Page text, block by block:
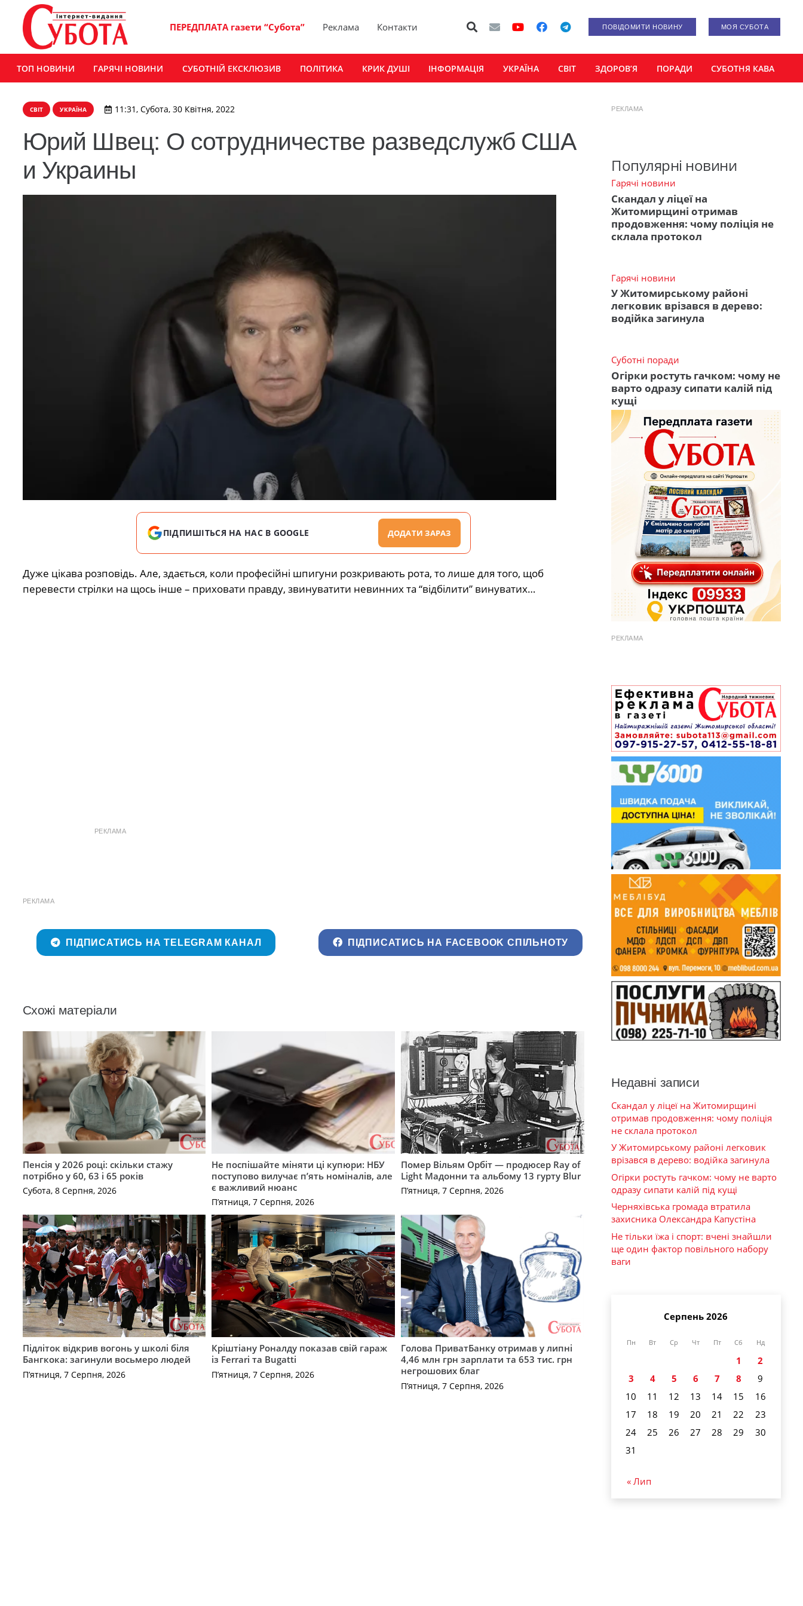
ПЕРЕДПЛАТА газети “Субота” Реклама Контакти ПОВІДОМИТИ НОВИНУ МОЯ СУБОТА
ТОП НОВИНИ ГАРЯЧІ НОВИНИ СУБОТНІЙ ЕКСКЛЮЗИВ ПОЛІТИКА КРИК ДУШІ ІНФОРМАЦІЯ УКРАЇНА СВІТ ЗДОРОВ’Я ПОРАДИ СУБОТНЯ КАВА
СВІТ УКРАЇНА 11:31, Субота, 30 Квітня, 2022
Юрий Швец: О сотрудничестве разведслужб США
и Украины
ПІДПИШІТЬСЯ НА НАС В GOOGLE ДОДАТИ ЗАРАЗ
Дуже цікава розповідь. Але, здається, коли професійні шпигуни розкривають рота, то лише для того, щоб
перевести стрілки на щось інше – приховати правду, звинуватити невинних та “відбілити” винуватих…
РЕКЛАМА
РЕКЛАМА
ПІДПИСАТИСЬ НА TELEGRAM КАНАЛ ПІДПИСАТИСЬ НА FACEBOOK СПІЛЬНОТУ
Схожі матеріали
Пенсія у 2026 році: скільки стажу
потрібно у 60, 63 і 65 років
Субота, 8 Серпня, 2026
Не поспішайте міняти ці купюри: НБУ
поступово вилучає п’ять номіналів, але
є важливий нюанс
П’ятниця, 7 Серпня, 2026
Помер Вільям Орбіт — продюсер Ray of
Light Мадонни та альбому 13 гурту Blur
П’ятниця, 7 Серпня, 2026
Підліток відкрив вогонь у школі біля
Бангкока: загинули восьмеро людей
П’ятниця, 7 Серпня, 2026
Кріштіану Роналду показав свій гараж
із Ferrari та Bugatti
П’ятниця, 7 Серпня, 2026
Голова ПриватБанку отримав у липні
4,46 млн грн зарплати та 653 тис. грн
негрошових благ
П’ятниця, 7 Серпня, 2026
РЕКЛАМА
Популярні новини
Гарячі новини
Скандал у ліцеї на
Житомирщині отримав
продовження: чому поліція не
склала протокол
Гарячі новини
У Житомирському районі
легковик врізався в дерево:
водійка загинула
Суботні поради
Огірки ростуть гачком: чому не
варто одразу сипати калій під
кущі
РЕКЛАМА
Недавні записи
Скандал у ліцеї на Житомирщині
отримав продовження: чому поліція
не склала протокол
У Житомирському районі легковик
врізався в дерево: водійка загинула
Огірки ростуть гачком: чому не варто
одразу сипати калій під кущі
Черняхівська громада втратила
захисника Олександра Капустіна
Не тільки їжа і спорт: вчені знайшли
ще один фактор повільного набору
ваги
Серпень 2026
Пн Вт Ср Чт Пт Сб Нд
1
2
3
4 5 6 7 8
9
10
11 12 13 14 15
16
17
18 19 20 21 22
23
24
25 26 27 28 29
30
31
« Лип